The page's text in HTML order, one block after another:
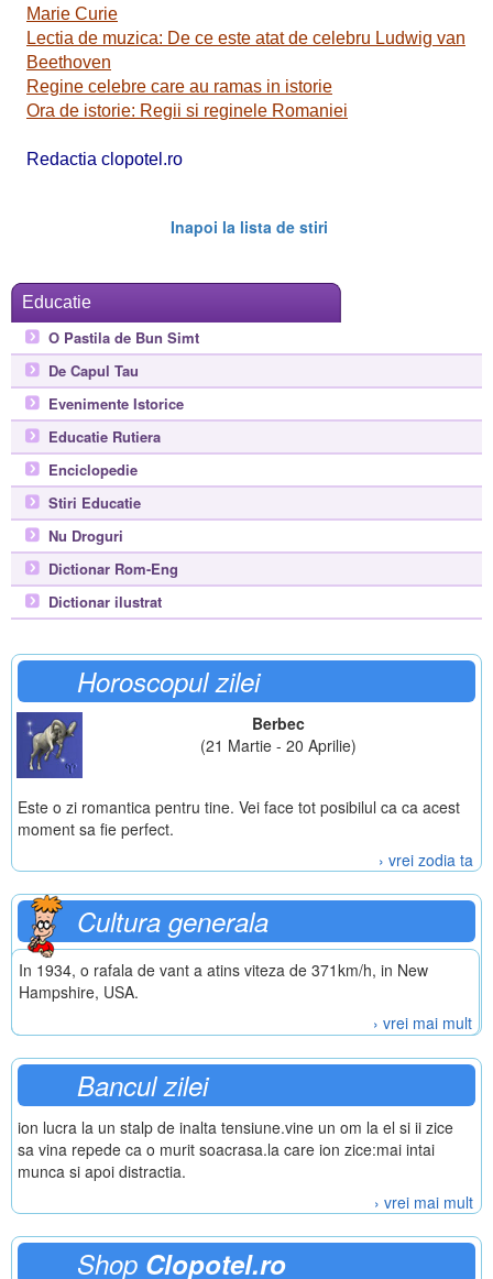
Educatie
O Pastila de Bun Simt
De Capul Tau
Evenimente Istorice
Educatie Rutiera
Enciclopedie
Stiri Educatie
Nu Droguri
Dictionar Rom-Eng
Dictionar ilustrat
Horoscopul zilei
Berbec
(21 Martie - 20 Aprilie)
Este o zi romantica pentru tine. Vei face tot posibilul ca ca acest
moment sa fie perfect.
› vrei zodia ta
Cultura generala
In 1934, o rafala de vant a atins viteza de 371km/h, in New
Hampshire, USA.
› vrei mai mult
Bancul zilei
ion lucra la un stalp de inalta tensiune.vine un om la el si ii zice
sa vina repede ca o murit soacrasa.la care ion zice:mai intai
munca si apoi distractia.
› vrei mai mult
Shop Clopotel.ro
Marie Curie
Lectia de muzica: De ce este atat de celebru Ludwig van
Beethoven
Regine celebre care au ramas in istorie
Ora de istorie: Regii si reginele Romaniei
Redactia clopotel.ro
Inapoi la lista de stiri